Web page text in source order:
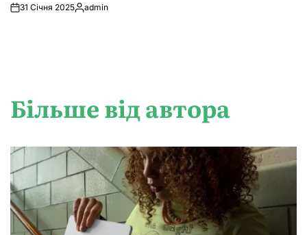
31 Січня 2025Опубліковано
admin
Більше від автора